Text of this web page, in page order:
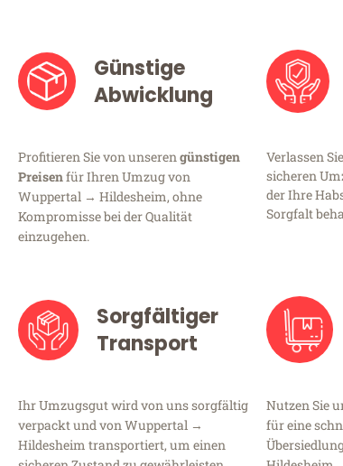
Günstige
Abwicklung
Profitieren Sie von unserengünstigen
Preisenfür Ihren Umzug von
Wuppertal → Hildesheim, ohne
Kompromisse bei der Qualität
einzugehen.
Verlassen
sicheren
der Ihre
Sorgfalt
Sorgfältiger
Transport
Ihr Umzugsgut wird von uns sorgfältig
verpackt und von Wuppertal →
Hildesheim transportiert, um einen
Nutzen Sie
für eine